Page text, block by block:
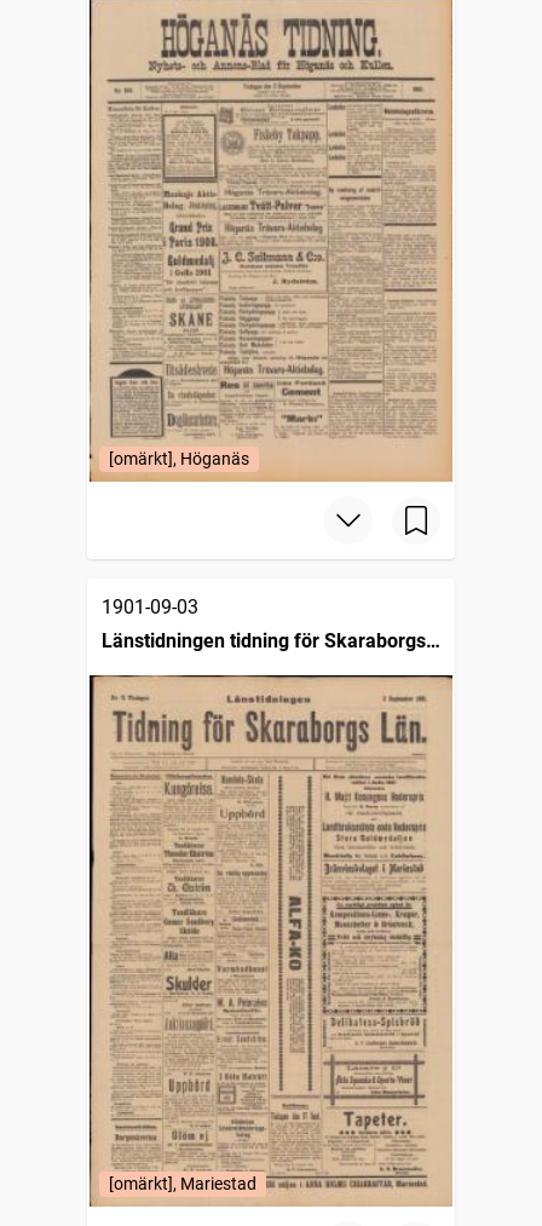
[omärkt], Höganäs
1901-09-03
Länstidningen tidning för Skaraborgs
[omärkt], Mariestad